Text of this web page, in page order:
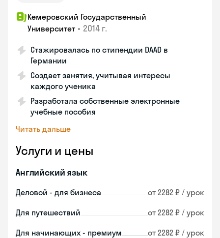
Кемеровский Государственный
Университет • 2014 г.
Стажировалась по стипендии DAAD в
Германии
Создает занятия, учитывая интересы
каждого ученика
Разработала собственные электронные
учебные пособия
Читать дальше
Услуги и цены
Английский язык
Деловой - для бизнеса от 2282 ₽ / урок
Для путешествий от 2282 ₽ / урок
Для начинающих - премиум от 2282 ₽ / урок